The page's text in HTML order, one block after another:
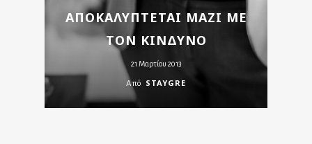
ΑΠΟΚΑΛΎΠΤΕΤΑΙ ΜΑΖΊ ΜΕ
ΤΟΝ ΚΊΝΔΥΝΟ
21 Μαρτίου 2013
Από STAYGRE